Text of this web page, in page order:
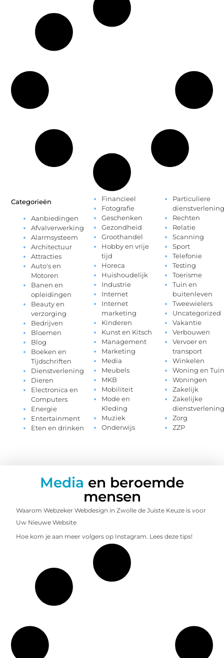
Categorieën
Aanbiedingen
Afvalverwerking
Alarmsysteem
Architectuur
Attracties
Auto's en
Motoren
Banen en
opleidingen
Beauty en
verzorging
Bedrijven
Bloemen
Blog
Boeken en
Tijdschriften
Dienstverlening
Dieren
Electronica en
Computers
Energie
Entertainment
Eten en drinken
Financieel
Fotografie
Geschenken
Gezondheid
Groothandel
Hobby en vrije
tijd
Horeca
Huishoudelijk
Industrie
Internet
Internet
marketing
Kinderen
Kunst en Kitsch
Management
Marketing
Media
Meubels
MKB
Mobiliteit
Mode en
Kleding
Muziek
Onderwijs
Particuliere
dienstverlening
Rechten
Relatie
Scanning
Sport
Telefonie
Testing
Toerisme
Tuin en
buitenleven
Tweewielers
Uncategorized
Vakantie
Verbouwen
Vervoer en
transport
Winkelen
Woning en Tuin
Woningen
Zakelijk
Zakelijke
dienstverlening
Zorg
ZZP
Media en beroemde
mensen
Waarom Webzeker Webdesign in Zwolle de Juiste Keuze is voor
Uw Nieuwe Website
Hoe kom je aan meer volgers op Instagram. Lees deze tips!